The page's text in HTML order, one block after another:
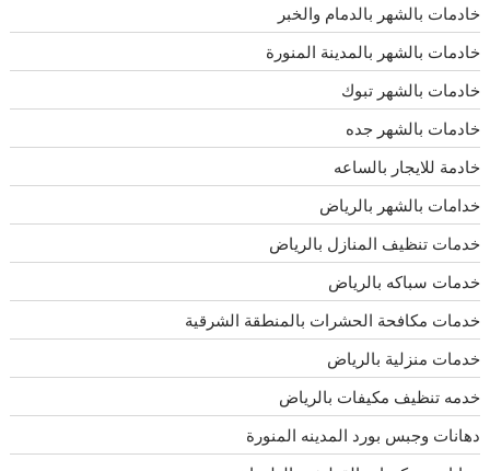
خادمات بالشهر بالدمام والخبر
خادمات بالشهر بالمدينة المنورة
خادمات بالشهر تبوك
خادمات بالشهر جده
خادمة للايجار بالساعه
خدامات بالشهر بالرياض
خدمات تنظيف المنازل بالرياض
خدمات سباكه بالرياض
خدمات مكافحة الحشرات بالمنطقة الشرقية
خدمات منزلية بالرياض
خدمه تنظيف مكيفات بالرياض
دهانات وجبس بورد المدينه المنورة